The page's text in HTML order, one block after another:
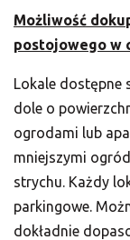
Możliwość
postojowego w
Lokale dostępne
dole o
ogrodami lub
mniejszymi
strychu. Każdy
parkingowe.
dokładnie